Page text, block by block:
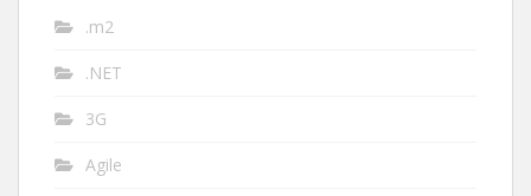
.m2
.NET
3G
Agile